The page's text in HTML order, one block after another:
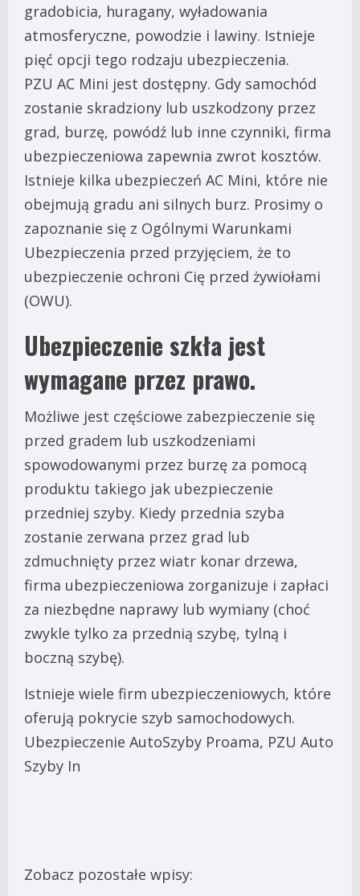
gradobicia, huragany, wyładowania
atmosferyczne, powodzie i lawiny. Istnieje
pięć opcji tego rodzaju ubezpieczenia.
PZU AC Mini jest dostępny. Gdy samochód
zostanie skradziony lub uszkodzony przez
grad, burzę, powódź lub inne czynniki, firma
ubezpieczeniowa zapewnia zwrot kosztów.
Istnieje kilka ubezpieczeń AC Mini, które nie
obejmują gradu ani silnych burz. Prosimy o
zapoznanie się z Ogólnymi Warunkami
Ubezpieczenia przed przyjęciem, że to
ubezpieczenie ochroni Cię przed żywiołami
(OWU).
Ubezpieczenie szkła jest
wymagane przez prawo.
Możliwe jest częściowe zabezpieczenie się
przed gradem lub uszkodzeniami
spowodowanymi przez burzę za pomocą
produktu takiego jak ubezpieczenie
przedniej szyby. Kiedy przednia szyba
zostanie zerwana przez grad lub
zdmuchnięty przez wiatr konar drzewa,
firma ubezpieczeniowa zorganizuje i zapłaci
za niezbędne naprawy lub wymiany (choć
zwykle tylko za przednią szybę, tylną i
boczną szybę).
Istnieje wiele firm ubezpieczeniowych, które
oferują pokrycie szyb samochodowych.
Ubezpieczenie AutoSzyby Proama, PZU Auto
Szyby In
Zobacz pozostałe wpisy: